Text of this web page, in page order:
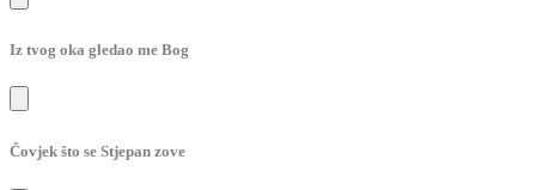
Iz tvog oka gledao me Bog
Čovjek što se Stjepan zove